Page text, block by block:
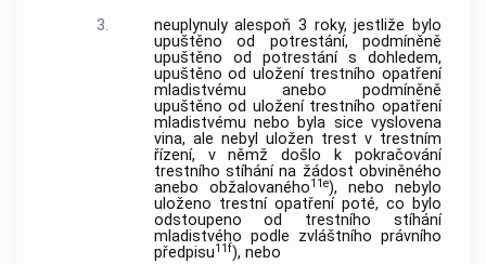
3.
neuplynuly alespoň 3 roky, jestliže bylo
upuštěno od potrestání, podmíněně
upuštěno od potrestání s dohledem,
upuštěno od uložení trestního opatření
mladistvému anebo podmíněně
upuštěno od uložení trestního opatření
mladistvému nebo byla sice vyslovena
vina, ale nebyl uložen trest v trestním
řízení, v němž došlo k pokračování
trestního stíhání na žádost obviněného
anebo obžalovaného11e), nebo nebylo
uloženo trestní opatření poté, co bylo
odstoupeno od trestního stíhání
mladistvého podle zvláštního právního
předpisu11f), nebo